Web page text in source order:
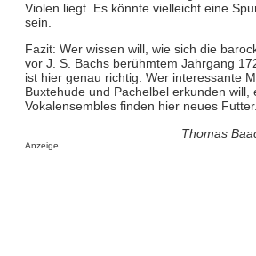
Violen liegt. Es könnte vielleicht eine
sein.
Fazit: Wer wissen will, wie sich die
vor J. S. Bachs berühmtem Jahrgang
ist hier genau richtig. Wer interessante
Buxtehude und Pachelbel erkunden will,
Vokalensembles finden hier neues
Thomas
Anzeige